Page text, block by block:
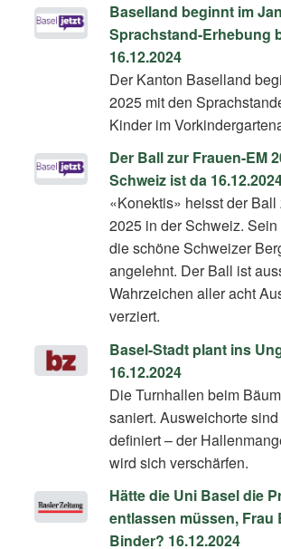
Baselland beginnt im
Sprachstand-Erhebung
16.12.2024
Der Kanton Baselland
2025 mit den
Kinder im
Der Ball zur Frauen-EM
Schweiz ist da
«Konektis» heisst der
2025 in der Schweiz.
die schöne Schweizer
angelehnt. Der Ball ist
Wahrzeichen aller acht
verziert.
Basel-Stadt plant ins
16.12.2024
Die Turnhallen beim
saniert. Ausweichorte
definiert – der
wird sich verschärfen.
Hätte die Uni Basel die
entlassen müssen, Frau
Binder? 16.12.2024